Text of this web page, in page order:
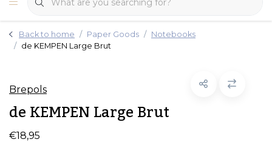
Back to home Paper Goods
Notebooks
de KEMPEN Large Brut
Brepols
de KEMPEN Large Brut
€18,95